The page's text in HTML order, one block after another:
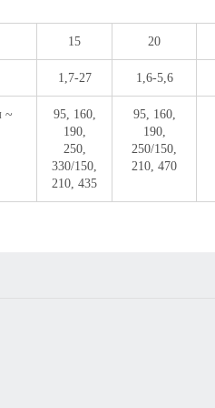
15 20
1,7-27 1,6-5,6
~
95, 160,
190,
250,
330/150,
210, 435
95, 160,
190,
250/150,
210, 470